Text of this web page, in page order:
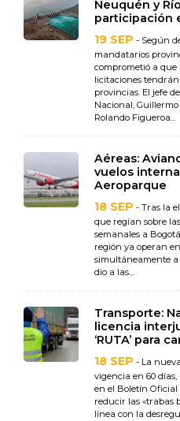
Neuquén y
participación
19 SEP - Según
mandatarios
comprometió a que
licitaciones
provincias. El jefe
Nacional,
Rolando Figueroa...
Aéreas:
vuelos
Aeroparque
18 SEP - Tras la
que regían sobre
semanales a
región ya operan
simultáneamente
dio a las...
Transporte:
licencia
‘RUTA’ para
18 SEP - La
vigencia en 60
en el Boletín Oficial
reducir las «trabas
línea con la